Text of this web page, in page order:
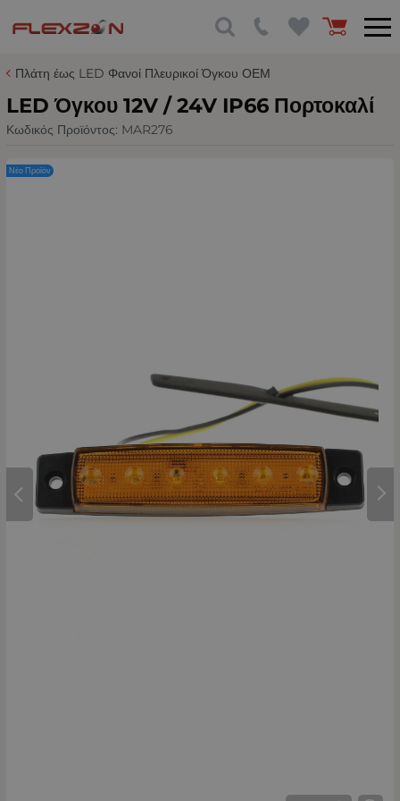
Πλάτη έως LED Φανοί Πλευρικοί Όγκου ΟΕΜ
LED Όγκου 12V / 24V IP66 Πορτοκαλί
Κωδικός Προϊόντος: MAR276
Νέο Προϊόν